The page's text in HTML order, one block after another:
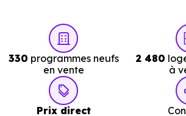
330 programmes neufs
en vente
2 480
à
Prix direct